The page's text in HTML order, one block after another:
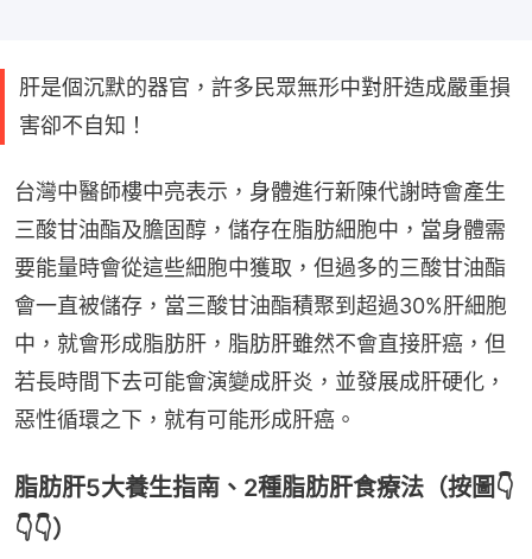
肝是個沉默的器官，許多民眾無形中對肝造成嚴重損
害卻不自知！
台灣中醫師樓中亮表示，身體進行新陳代謝時會產生
三酸甘油酯及膽固醇，儲存在脂肪細胞中，當身體需
要能量時會從這些細胞中獲取，但過多的三酸甘油酯
會一直被儲存，當三酸甘油酯積聚到超過30%肝細胞
中，就會形成脂肪肝，脂肪肝雖然不會直接肝癌，但
若長時間下去可能會演變成肝炎，並發展成肝硬化，
惡性循環之下，就有可能形成肝癌。
脂肪肝5大養生指南、2種脂肪肝食療法（按圖👇
👇👇）